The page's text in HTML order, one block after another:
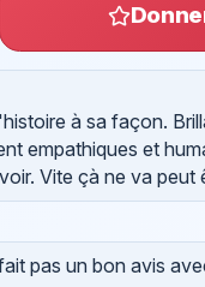
à sa façon.
empathiques et
Vite çà ne va peut
pas un bon avis